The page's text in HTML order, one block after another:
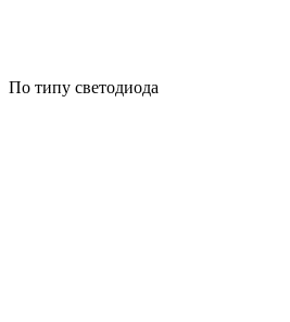
По типу светодиода